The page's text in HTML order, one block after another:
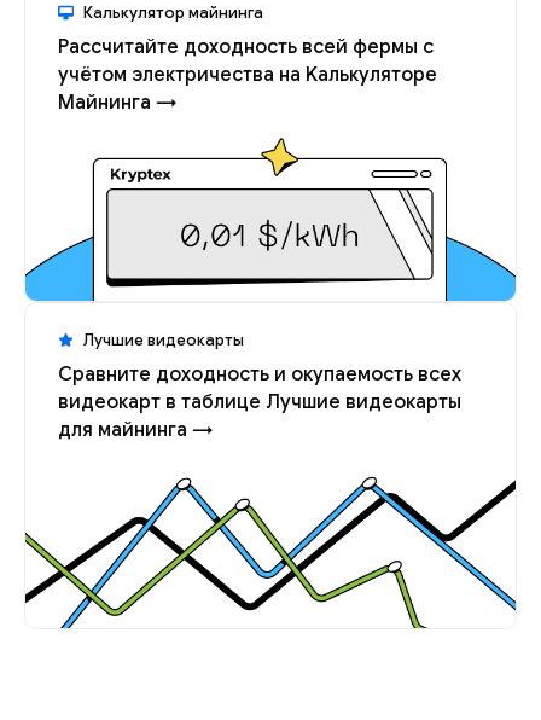
Калькулятор майнинга
Рассчитайте доходность всей фермы с
учётом электричества на Kалькуляторе
Майнинга →
Лучшие видеокарты
Сравните доходность и окупаемость всех
видеокарт в таблице Лучшие видеокарты
для майнинга →